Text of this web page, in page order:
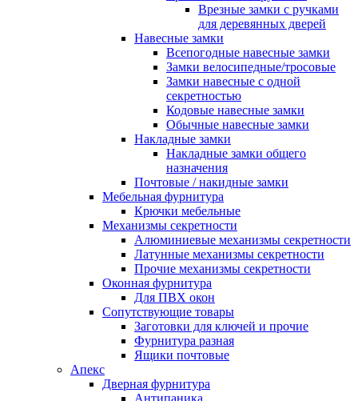
Врезные замки с ручками
для деревянных дверей
Навесные замки
Всепогодные навесные замки
Замки велосипедные/тросовые
Замки навесные с одной
секретностью
Кодовые навесные замки
Обычные навесные замки
Накладные замки
Накладные замки общего
назначения
Почтовые / накидные замки
Мебельная фурнитура
Крючки мебельные
Механизмы секретности
Алюминиевые механизмы секретности
Латунные механизмы секретности
Прочие механизмы секретности
Оконная фурнитура
Для ПВХ окон
Сопутствующие товары
Заготовки для ключей и прочие
Фурнитура разная
Ящики почтовые
Апекс
Дверная фурнитура